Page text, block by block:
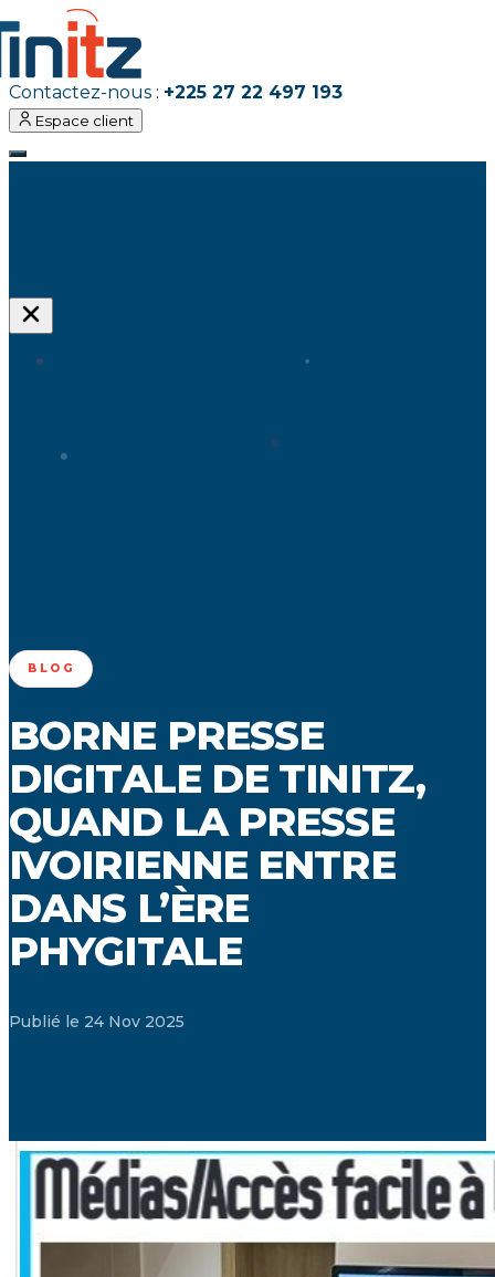
Contactez-nous : +225 27 22 497 193
Espace client
BLOG
BORNE PRESSE
DIGITALE DE TINITZ,
QUAND LA PRESSE
IVOIRIENNE ENTRE
DANS L’ÈRE
PHYGITALE
Publié le 24 Nov 2025